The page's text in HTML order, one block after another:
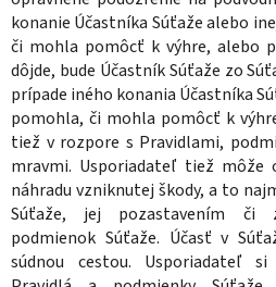
konanie Účastníka Súťaže alebo
či mohla pomôcť k výhre, alebo
dôjde, bude Účastník Súťaže zo
prípade iného konania Účastníka
pomohla, či mohla pomôcť k
tiež v rozpore s Pravidlami,
mravmi. Usporiadateľ tiež
náhradu vzniknutej škody, a to
Súťaže, jej pozastavením či
podmienok Súťaže. Účasť v
súdnou cestou. Usporiadateľ